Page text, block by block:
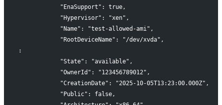
            "EnaSupport": true,
            "Hypervisor": "xen",
            "Name": "test-allowed-ami",
            "RootDeviceName": "/dev/xvda",
:
            "State": "available",
            "OwnerId": "123456789012",
            "CreationDate": "2025-10-05T13:23:00.000Z",
            "Public": false,